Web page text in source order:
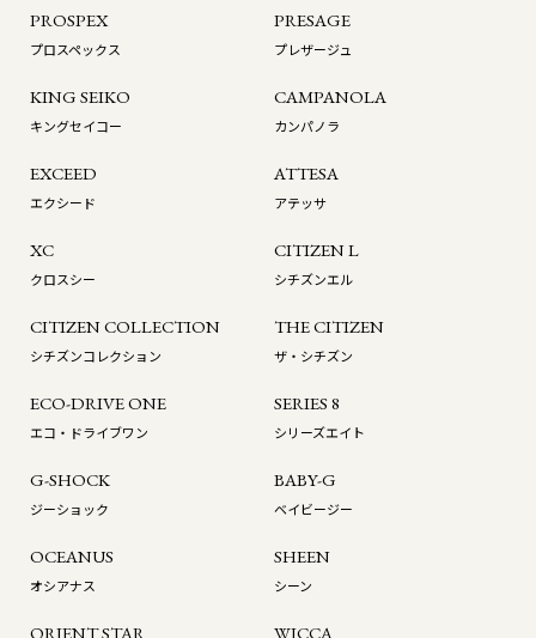
PROSPEX
プロスペックス
PRESAGE
プレザージュ
KING SEIKO
キングセイコー
CAMPANOLA
カンパノラ
EXCEED
エクシード
ATTESA
アテッサ
XC
クロスシー
CITIZEN L
シチズンエル
CITIZEN COLLECTION
シチズンコレクション
THE CITIZEN
ザ・シチズン
ECO-DRIVE ONE
エコ・ドライブワン
SERIES 8
シリーズエイト
G-SHOCK
ジーショック
BABY-G
ベイビージー
OCEANUS
オシアナス
SHEEN
シーン
ORIENT STAR WICCA